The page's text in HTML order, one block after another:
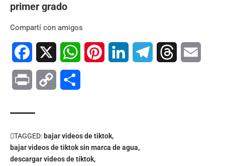
primer grado
Compartí con amigos
Facebook WhatsAppPinterest LinkedIn TelegramThreads
Print Copy
TAGGED: bajar videos de tiktok
bajar videos de tiktok sin marca de agua
descargar videos de tiktok